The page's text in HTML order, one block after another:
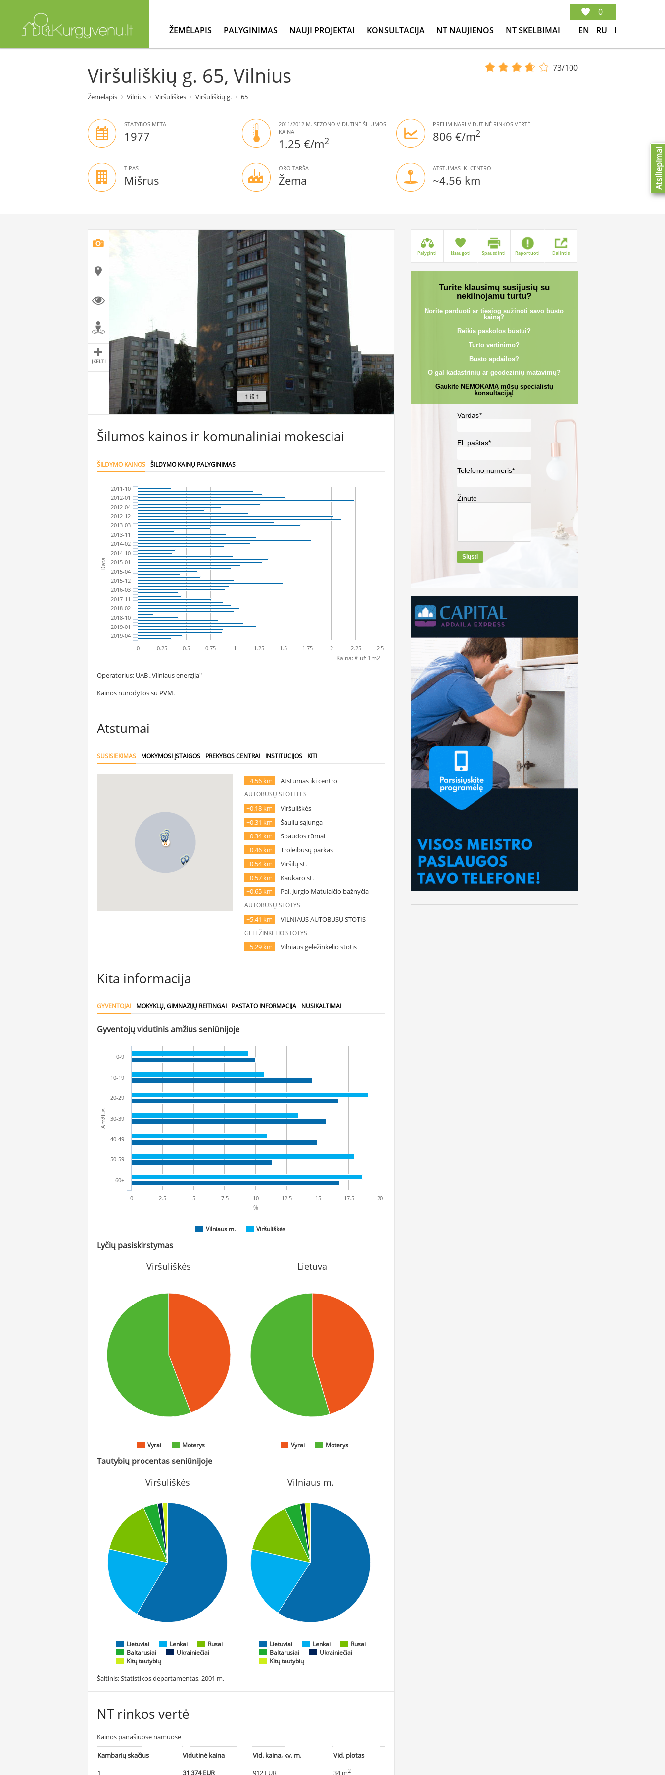
ŽEMĖLAPIS PALYGINIMAS NAUJI PROJEKTAI KONSULTACIJA NT NAUJIENOS NT SKELBIMAI EN RU
0
Viršuliškių g. 65, Vilnius 73/100
Žemėlapis Vilnius Viršuliškės Viršuliškių g. 65
STATYBOS METAI
1977
2011/2012 M. SEZONO VIDUTINĖ ŠILUMOS
KAINA
1.25 €/m2
PRELIMINARI VIDUTINĖ RINKOS VERTĖ
806 €/m2
TIPAS
Mišrus
ORO TARŠA
Žema
ATSTUMAS IKI CENTRO
~4.56 km
ĮKELTI
1 iš 1
Šilumos kainos ir komunaliniai mokesciai
ŠILDYMO KAINOS ŠILDYMO KAINŲ PALYGINIMAS
Data
Kaina: € už 1m2
2011-10
2012-01
2012-04
2012-12
2013-03
2013-11
2014-02
2014-10
2015-01
2015-04
2015-12
2016-03
2017-11
2018-02
2018-10
2019-01
2019-04
0 0.25 0.5 0.75 1 1.25 1.5 1.75 2 2.25 2.5
Operatorius: UAB „Vilniaus energija"
Kainos nurodytos su PVM.
Atstumai
SUSISIEKIMAS MOKYMOSI ĮSTAIGOS PREKYBOS CENTRAI INSTITUCIJOS KITI
~4.56 km Atstumas iki centro
AUTOBUSŲ STOTELĖS
~0.18 km
Viršuliškės
~0.31 km
Šaulių sąjunga
~0.34 km
Spaudos rūmai
~0.46 km
Troleibusų parkas
~0.54 km
Viršilų st.
~0.57 km
Kaukaro st.
~0.65 km
Pal. Jurgio Matulaičio bažnyčia
AUTOBUSŲ STOTYS
~5.41 km VILNIAUS AUTOBUSŲ STOTIS
GELEŽINKELIO STOTYS
~5.29 km Vilniaus geležinkelio stotis
Kita informacija
GYVENTOJAI MOKYKLŲ, GIMNAZIJŲ REITINGAI PASTATO INFORMACIJA NUSIKALTIMAI
Gyventojų vidutinis amžius seniūnijoje
Amžius
%
Vilniaus m. Viršuliškės
0-9
10-19
20-29
30-39
40-49
50-59
60+
0 2.5 5 7.5 10 12.5 15 17.5 20
Lyčių pasiskirstymas
Viršuliškės
Vyrai Moterys
Lietuva
Vyrai Moterys
Tautybių procentas seniūnijoje
Viršuliškės
Lietuviai Lenkai
Rusai
Baltarusiai
Ukrainiečiai
Kitų tautybių
Vilniaus m.
Lietuviai Lenkai
Rusai
Baltarusiai
Ukrainiečiai
Kitų tautybių
Šaltinis: Statistikos departamentas, 2001 m.
NT rinkos vertė
Kainos panašiuose namuose
Kambarių skačius Vidutinė kaina Vid. kaina, kv. m.
Vid. plotas
1
31 374 EUR 912 EUR 34 m2
Palyginti Išsaugoti Spausdinti Raportuoti Dalintis
Turite klausimų susijusių su
nekilnojamu turtu?
Norite parduoti ar tiesiog sužinoti savo būsto
kainą?
Reikia paskolos būstui?
Turto vertinimo?
Būsto apdailos?
O gal kadastrinių ar geodezinių matavimų?
Gaukite NEMOKAMĄ mūsų specialistų
konsultaciją!
Vardas*
El. paštas*
Telefono numeris*
Žinutė
Siųsti
Atsiliepimai